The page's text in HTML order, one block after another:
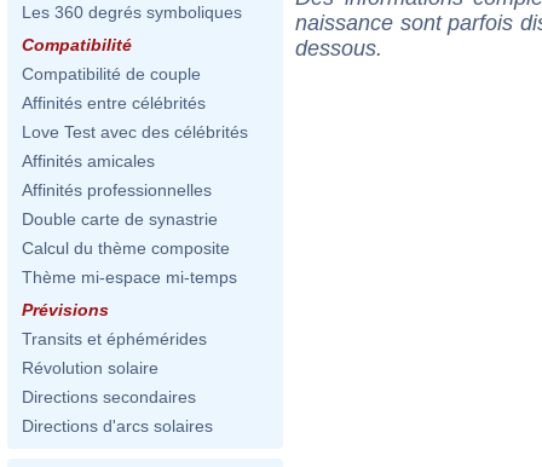
Les 360 degrés symboliques
Compatibilité
Compatibilité de couple
Affinités entre célébrités
Love Test avec des célébrités
Affinités amicales
Affinités professionnelles
Double carte de synastrie
Calcul du thème composite
Thème mi-espace mi-temps
Prévisions
Transits et éphémérides
Révolution solaire
Directions secondaires
Directions d'arcs solaires
naissance sont parfois
dessous.